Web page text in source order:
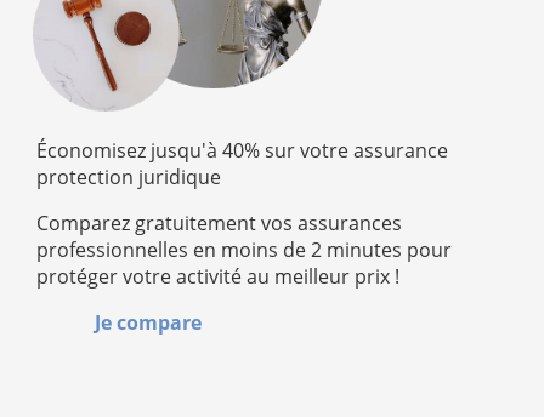
Économisez jusqu'à 40% sur votre assurance
protection juridique
Comparez gratuitement vos assurances
professionnelles en moins de 2 minutes pour
protéger votre activité au meilleur prix !
Je compare